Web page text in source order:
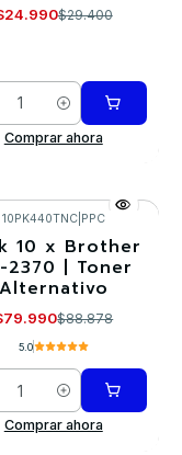
$29.400
Comprar ahora
10PK440TNC| PPC
10 x Brother
2370 | Toner
Alternativo
$88.878
5.0
Comprar ahora